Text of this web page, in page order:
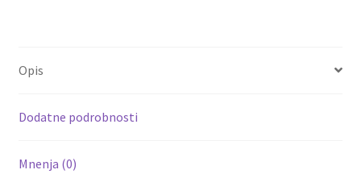
30
k
Opis
Dodatne podrobnosti
Mnenja (0)